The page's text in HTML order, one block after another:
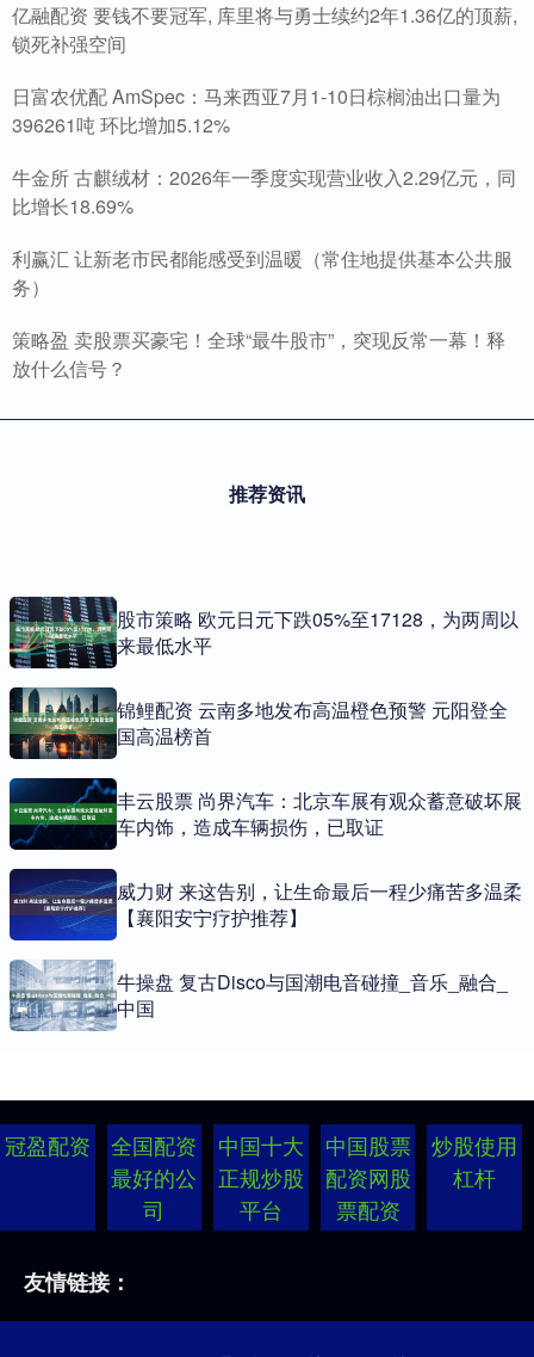
亿融配资 要钱不要冠军, 库里将与勇士续约2年1.36亿的顶薪,
锁死补强空间
日富农优配 AmSpec：马来西亚7月1-10日棕榈油出口量为
396261吨 环比增加5.12%
牛金所 古麒绒材：2026年一季度实现营业收入2.29亿元，同
比增长18.69%
利赢汇 让新老市民都能感受到温暖（常住地提供基本公共服
务）
策略盈 卖股票买豪宅！全球“最牛股市”，突现反常一幕！释
放什么信号？
推荐资讯
股市策略 欧元日元下跌05%至17128，为两周以
来最低水平
锦鲤配资 云南多地发布高温橙色预警 元阳登全
国高温榜首
丰云股票 尚界汽车：北京车展有观众蓄意破坏展
车内饰，造成车辆损伤，已取证
威力财 来这告别，让生命最后一程少痛苦多温柔
【襄阳安宁疗护推荐】
牛操盘 复古Disco与国潮电音碰撞_音乐_融合_
中国
冠盈配资
全国配资
最好的公
司
中国十大
正规炒股
平台
中国股票
配资网股
票配资
炒股使用
杠杆
友情链接：